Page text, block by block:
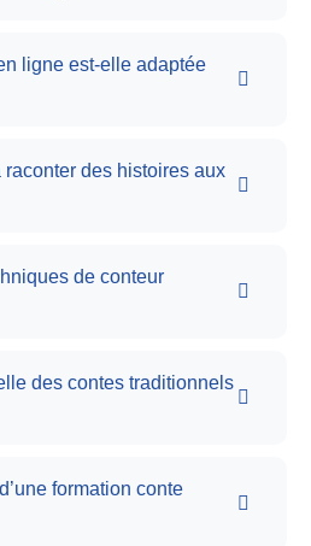
ligne est-elle adaptée
des histoires aux
de conteur
des contes traditionnels
formation conte